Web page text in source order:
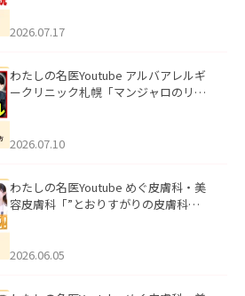
した。
2026.07.17
わたしの名医Youtube アルバアレルギ
ークリニック札幌「マンジャロのリア
た。
2026.07.10
わたしの名医Youtube めぐ皮膚科・美
容皮膚科「”とおりすがりの皮膚科
2026.06.05